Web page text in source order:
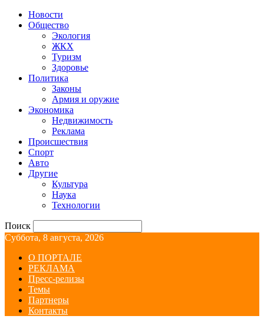
Новости
Общество
Экология
ЖКХ
Туризм
Здоровье
Политика
Законы
Армия и оружие
Экономика
Недвижимость
Реклама
Происшествия
Спорт
Авто
Другие
Культура
Наука
Технологии
Поиск
Суббота, 8 августа, 2026
О ПОРТАЛЕ
РЕКЛАМА
Пресс-релизы
Темы
Партнеры
Контакты